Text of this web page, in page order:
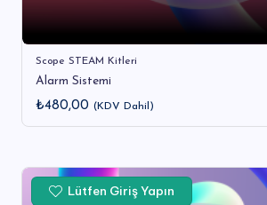
Scope STEAM Kitleri
Alarm Sistemi
₺480,00 (KDV Dahil)
Lütfen Giriş Yapın